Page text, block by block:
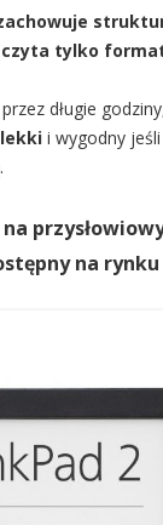
tylko
długie
lekki i wygodny
.
na rynku